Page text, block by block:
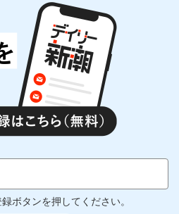
ボタンを押してください。